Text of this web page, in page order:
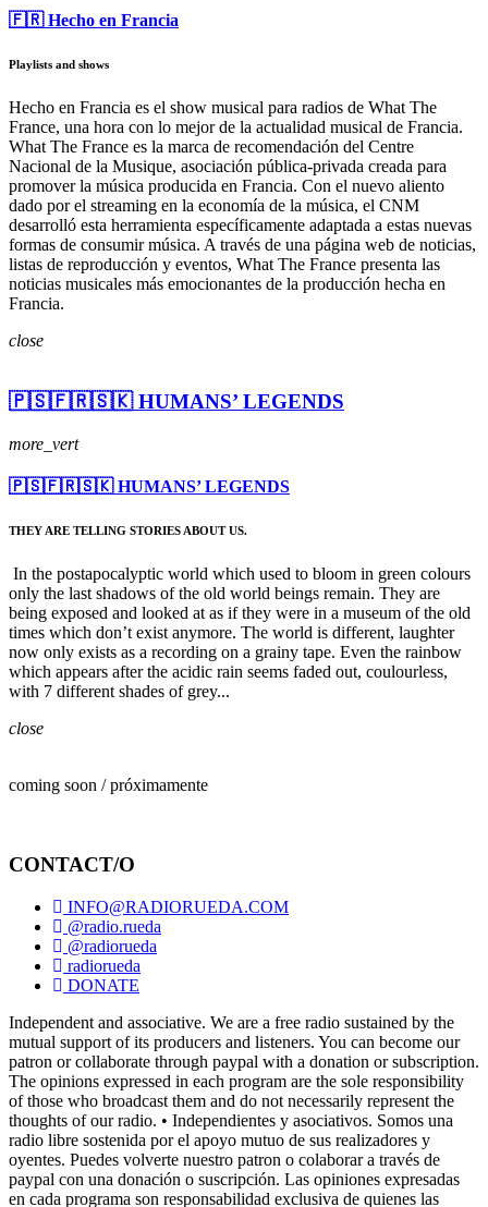
🇫🇷 Hecho en Francia
Playlists and shows
Hecho en Francia es el show musical para radios de What The
France, una hora con lo mejor de la actualidad musical de Francia.
What The France es la marca de recomendación del Centre
Nacional de la Musique, asociación pública-privada creada para
promover la música producida en Francia. Con el nuevo aliento
dado por el streaming en la economía de la música, el CNM
desarrolló esta herramienta específicamente adaptada a estas nuevas
formas de consumir música. A través de una página web de noticias,
listas de reproducción y eventos, What The France presenta las
noticias musicales más emocionantes de la producción hecha en
Francia.
close
🇵🇸🇫🇷🇸🇰 HUMANS’ LEGENDS
more_vert
🇵🇸🇫🇷🇸🇰 HUMANS’ LEGENDS
THEY ARE TELLING STORIES ABOUT US.
In the postapocalyptic world which used to bloom in green colours
only the last shadows of the old world beings remain. They are
being exposed and looked at as if they were in a museum of the old
times which don’t exist anymore. The world is different, laughter
now only exists as a recording on a grainy tape. Even the rainbow
which appears after the acidic rain seems faded out, coulourless,
with 7 different shades of grey...
close
coming soon / próximamente
CONTACT/O
INFO@RADIORUEDA.COM
@radio.rueda
@radiorueda
radiorueda
DONATE
Independent and associative. We are a free radio sustained by the
mutual support of its producers and listeners. You can become our
patron or collaborate through paypal with a donation or subscription.
The opinions expressed in each program are the sole responsibility
of those who broadcast them and do not necessarily represent the
thoughts of our radio. • Independientes y asociativos. Somos una
radio libre sostenida por el apoyo mutuo de sus realizadores y
oyentes. Puedes volverte nuestro patron o colaborar a través de
paypal con una donación o suscripción. Las opiniones expresadas
en cada programa son responsabilidad exclusiva de quienes las